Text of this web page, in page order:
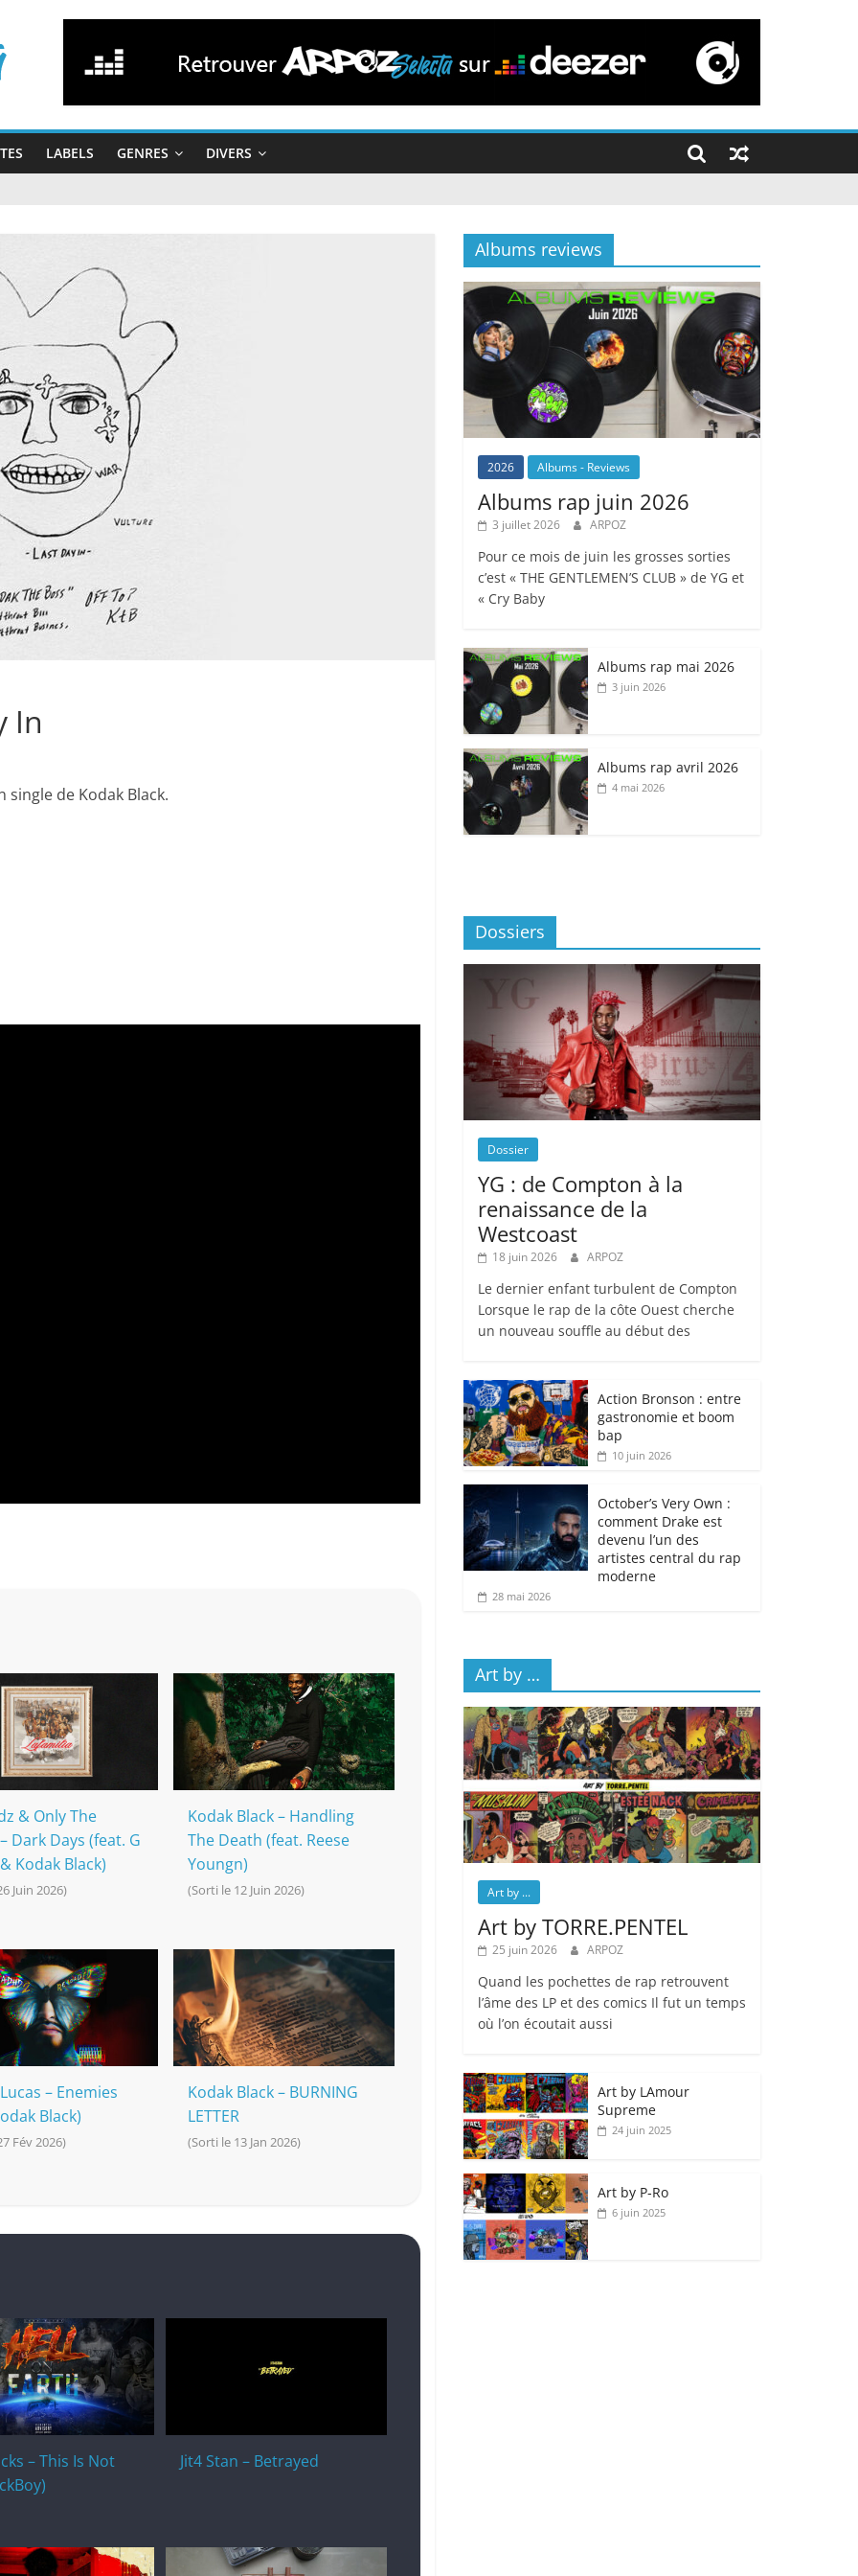
LABELS GENRES DIVERS
In
single de Kodak Black.
& Only The
Dark Days (feat. G
Kodak Black)
Juin 2026)
Kodak Black – Handling
The Death (feat. Reese
Youngn)
(Sorti le 12 Juin 2026)
– Enemies
Black)
Fév 2026)
Kodak Black – BURNING
LETTER
(Sorti le 13 Jan 2026)
– This Is Not
Jit4 Stan – Betrayed
Albums reviews
2026 Albums - Reviews
Albums rap juin 2026
3 juillet 2026 ARPOZ
Pour ce mois de juin les grosses sorties
c’est « THE GENTLEMEN’S CLUB » de YG et
« Cry Baby
Albums rap mai 2026
3 juin 2026
Albums rap avril 2026
4 mai 2026
Dossiers
Dossier
YG : de Compton à la
renaissance de la
Westcoast
18 juin 2026 ARPOZ
Le dernier enfant turbulent de Compton
Lorsque le rap de la côte Ouest cherche
un nouveau souffle au début des
Action Bronson : entre
gastronomie et boom
bap
10 juin 2026
October’s Very Own :
comment Drake est
devenu l’un des
artistes central du rap
moderne
28 mai 2026
Art by …
Art by ...
Art by TORRE.PENTEL
25 juin 2026 ARPOZ
Quand les pochettes de rap retrouvent
l’âme des LP et des comics Il fut un temps
où l’on écoutait aussi
Art by LAmour
Supreme
24 juin 2025
Art by P‑Ro
6 juin 2025